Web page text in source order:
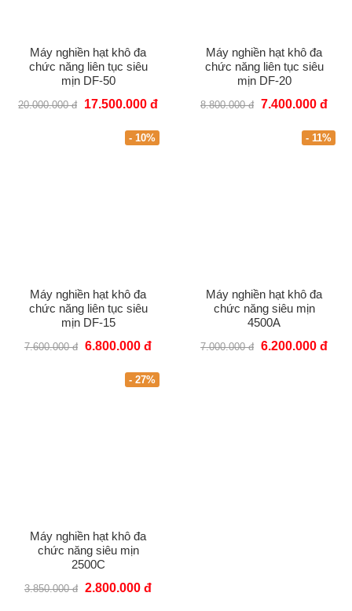
Máy nghiền hạt khô đa
chức năng liên tục siêu
mịn DF-50
20.000.000 đ 17.500.000 đ
Máy nghiền hạt khô đa
chức năng liên tục siêu
mịn DF-20
8.800.000 đ 7.400.000 đ
- 10%
Máy nghiền hạt khô đa
chức năng liên tục siêu
mịn DF-15
7.600.000 đ 6.800.000 đ
- 11%
Máy nghiền hạt khô đa
chức năng siêu mịn
4500A
7.000.000 đ 6.200.000 đ
- 27%
Máy nghiền hạt khô đa
chức năng siêu mịn
2500C
3.850.000 đ 2.800.000 đ